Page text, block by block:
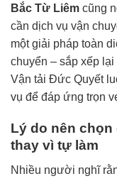
Bắc Từ Liêm cũng
cần dịch vụ vận
một giải pháp toàn
chuyển – sắp xếp
Vận tải Đức Quyết
vụ để đáp ứng trọn
Lý do nên
thay vì tự làm
Nhiều người nghĩ